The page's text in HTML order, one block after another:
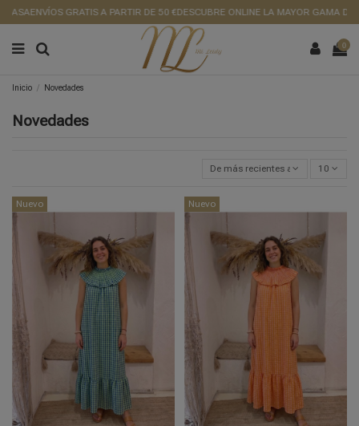
ENVÍOS GRATIS A PARTIR DE 50 € DESCUBRE ONLINE LA MAYOR GAMA DE
0
Inicio Novedades
Novedades
De más recientes a más antiguos
10
Nuevo Nuevo